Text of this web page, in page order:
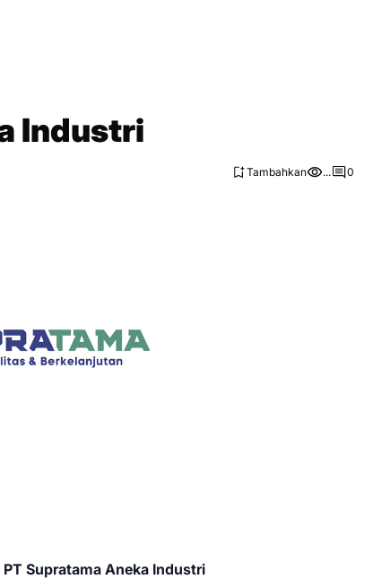
Industri
Tambahkan ... 0
PT Supratama Aneka Industri